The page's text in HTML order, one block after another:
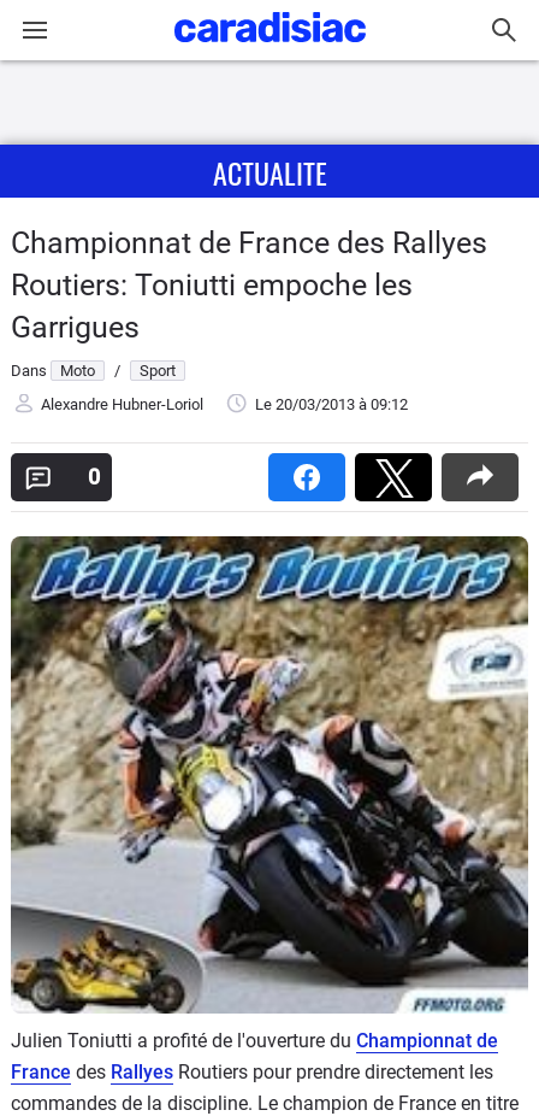
Actu
Essais
Equipement
Avis
Forum
Scooters
&
125
Marques
Services
Auto
ACTUALITE
Championnat de France des Rallyes
Routiers: Toniutti empoche les
Garrigues
Dans Moto /
Sport
Alexandre Hubner-Loriol
Le 20/03/2013 à 09:12
0
Julien Toniutti a profité de l'ouverture du Championnat de
France des Rallyes Routiers pour prendre directement les
commandes de la discipline. Le champion de France en titre